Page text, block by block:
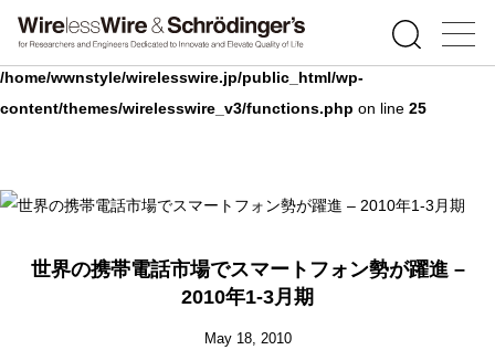
Warning: Undefined array key 0 in
/home/wwnstyle/wirelesswire.jp/public_html/wp-
content/themes/wirelesswire_v3/functions.php on line 25
世界の携帯電話市場でスマートフォン勢が躍進 –
2010年1-3月期
May 18, 2010